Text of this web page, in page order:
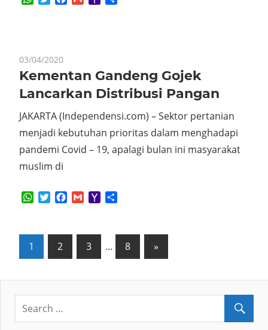
03/04/2020
Kementan Gandeng Gojek
Lancarkan Distribusi Pangan
JAKARTA (Independensi.com) – Sektor pertanian
menjadi kebutuhan prioritas dalam menghadapi
pandemi Covid – 19, apalagi bulan ini masyarakat
muslim di
WhatsApp
TwitterFacebook
GmailYahoo
Posts
1 2 3 … 8
Next
Posts
»